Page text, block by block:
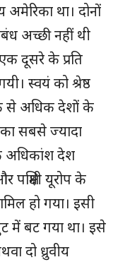
था। दोनों
अच्छी नहीं थी
दूसरे के प्रति
स्वयं को श्रेष्ठ
से अधिक देशों के
सबसे ज्यादा
के अधिकांश देश
यूरोप के
हो गया। इसी
गुट में बट गया था। इसे
दो ध्रुवीय